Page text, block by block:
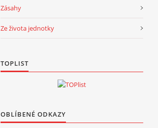
Zásahy
Ze života jednotky
TOPLIST
OBLÍBENÉ ODKAZY